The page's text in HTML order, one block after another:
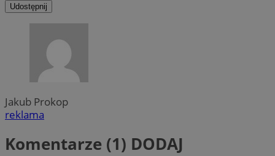
Udostępnij
Jakub Prokop
reklama
Komentarze (1) DODAJ